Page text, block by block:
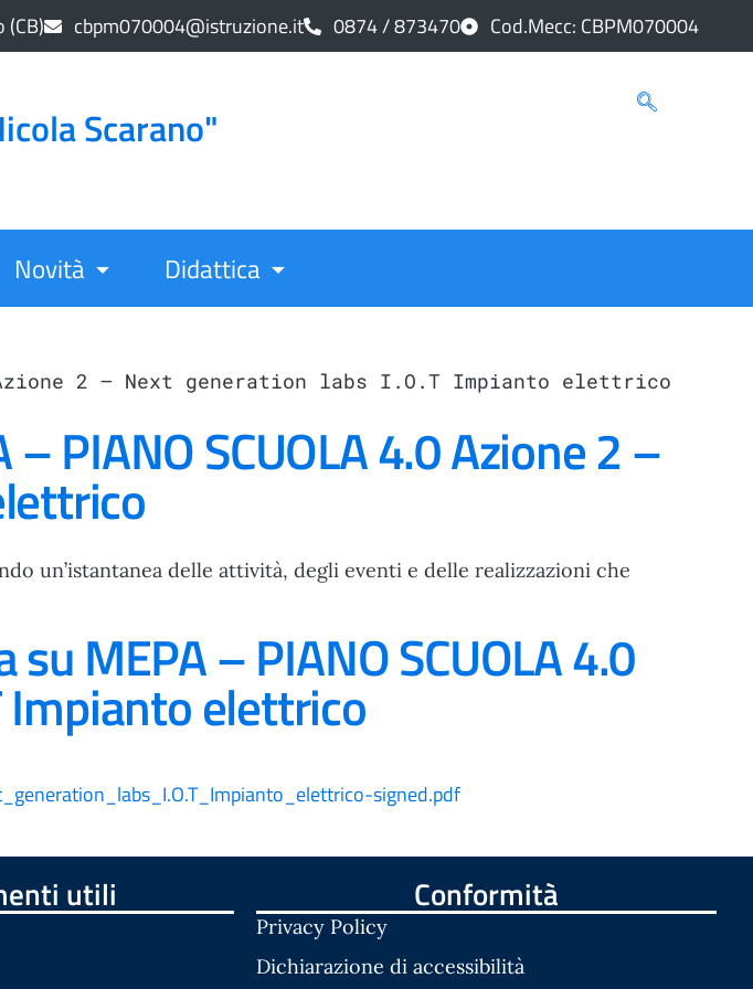
cbpm070004@istruzione.it 0874 / 873470 Cod.Mecc: CBPM070004
Scarano"
Novità Didattica
Azione 2 – Next generation labs I.O.T Impianto elettrico
PIANO SCUOLA 4.0 Azione 2 –
un’istantanea delle attività, degli eventi e delle realizzazioni che
MEPA – PIANO SCUOLA 4.0
Impianto elettrico
signed.pdf
utili Conformità
Privacy Policy
Dichiarazione di accessibilità